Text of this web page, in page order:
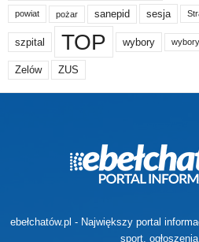
powiat pożar sanepid sesja
szpital TOP wybory
Zelów ZUS
ebełchatów.pl - Największy portal
sport,